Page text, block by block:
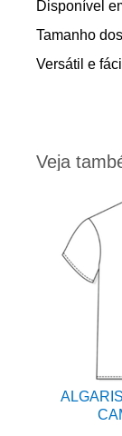
Disponível
Tamanho
Versátil e
Veja